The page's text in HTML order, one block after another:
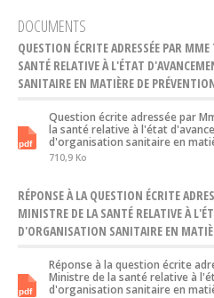
DOCUMENTS
QUESTION ÉCRITE ADRESSÉE PAR
SANTÉ RELATIVE À L'ÉTAT
SANITAIRE EN MATIÈRE DE
Question écrite adressée par
la santé relative à l'état
d'organisation sanitaire en
710,9 Ko
RÉPONSE À LA QUESTION ÉCRITE
MINISTRE DE LA SANTÉ RELATIVE À
D'ORGANISATION SANITAIRE EN
Réponse à la question écrite
Ministre de la santé relative à
d'organisation sanitaire en